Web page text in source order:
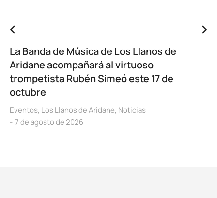
La Banda de Música de Los Llanos de
Aridane acompañará al virtuoso
trompetista Rubén Simeó este 17 de
octubre
Eventos, Los Llanos de Aridane, Noticias
7 de agosto de 2026